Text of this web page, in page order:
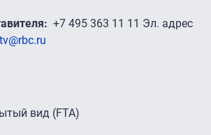
+7 495 363 11 11 Эл. адрес
вид (FTA)